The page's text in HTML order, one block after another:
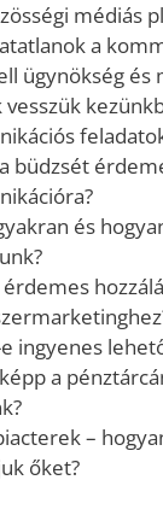
médiás
a
ügynökség és
vesszük
büdzsét
és
ingyenes
a
–
őket?